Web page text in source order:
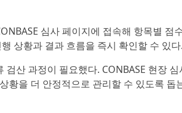
심사 페이지에 접속해 항목별 점
상황과 결과 흐름을 즉시 확인할 수 있다.
산 과정이 필요했다. CONBASE 현장
황을 더 안정적으로 관리할 수 있도록 돕